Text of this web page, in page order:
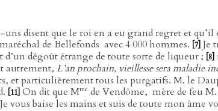
uns disent que le roi en a eu grand regret et
de Bellefonds avec 4 000 hommes. [7] Je
d’un dégoût étrange de toute sorte de liqueur ; [8]
autrement, L’an prochain, vieillesse sera maladie
et particulièrement tous les purgatifs. M. le
[11] On dit que Mme de Vendôme, mère de feu
Je vous baise les mains et suis de toute mon âme